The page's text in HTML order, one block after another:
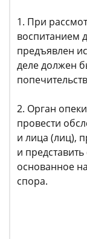
1. При
воспитанием
предъявлен
деле должен
2. Орган
провести
и лица (лиц),
и
основанное
спора.